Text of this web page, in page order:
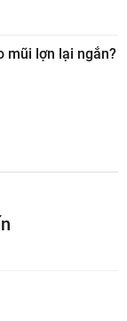
mũi lợn lại ngắn?